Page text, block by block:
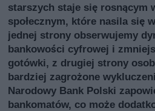
starszych staje się rosnącym
społecznym, które nasila się
jednej strony obserwujemy
bankowości cyfrowej i
gotówki, z drugiej strony
bardziej zagrożone
Narodowy Bank Polski
bankomatów, co może